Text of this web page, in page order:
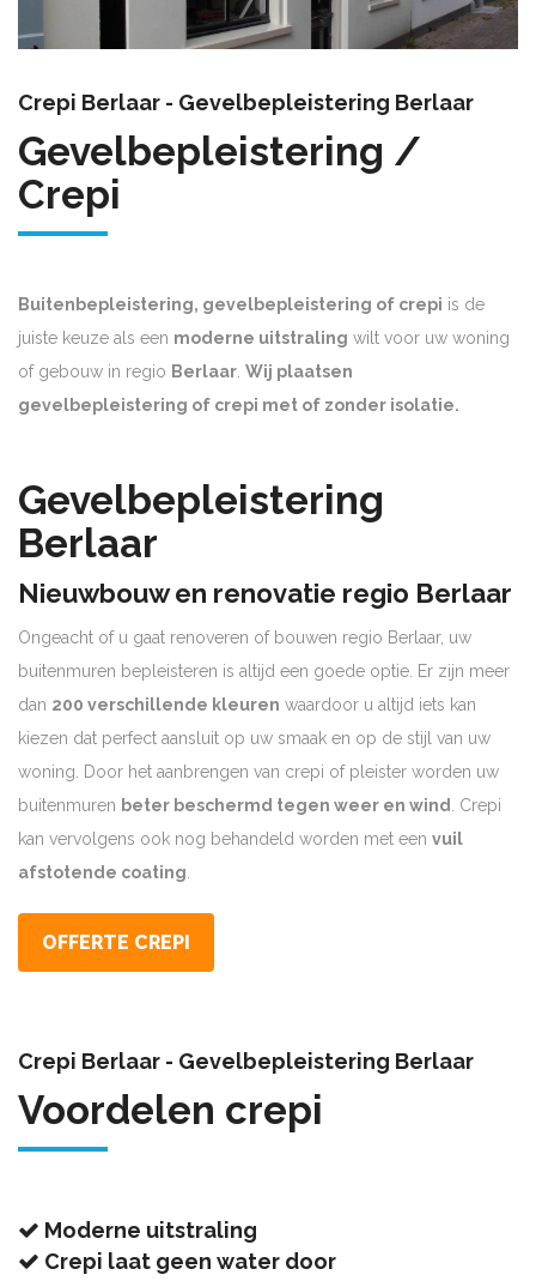
Crepi Berlaar - Gevelbepleistering Berlaar
Gevelbepleistering /
Crepi
Buitenbepleistering, gevelbepleistering of crepi is de
juiste keuze als een moderne uitstraling wilt voor uw woning
of gebouw in regio Berlaar. Wij plaatsen
gevelbepleistering of crepi met of zonder isolatie.
Gevelbepleistering
Berlaar
Nieuwbouw en renovatie regio Berlaar
Ongeacht of u gaat renoveren of bouwen regio Berlaar, uw
buitenmuren bepleisteren is altijd een goede optie. Er zijn meer
dan 200 verschillende kleuren waardoor u altijd iets kan
kiezen dat perfect aansluit op uw smaak en op de stijl van uw
woning. Door het aanbrengen van crepi of pleister worden uw
buitenmuren beter beschermd tegen weer en wind. Crepi
kan vervolgens ook nog behandeld worden met een vuil
afstotende coating.
OFFERTE CREPI
Crepi Berlaar - Gevelbepleistering Berlaar
Voordelen crepi
Moderne uitstraling
Crepi laat geen water door